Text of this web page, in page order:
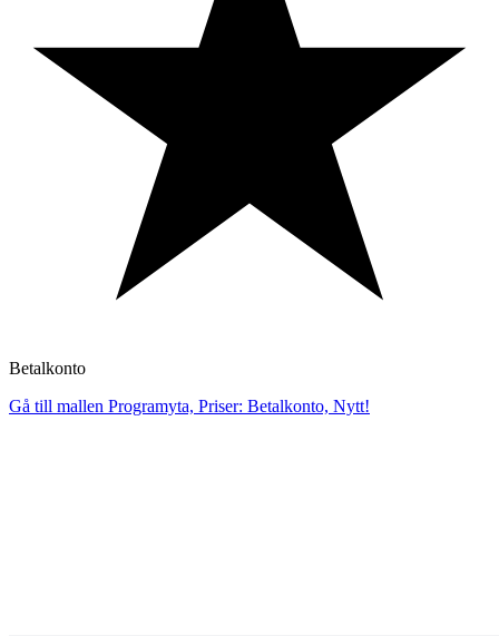
Betalkonto
Gå till mallen Programyta, Priser: Betalkonto, Nytt!